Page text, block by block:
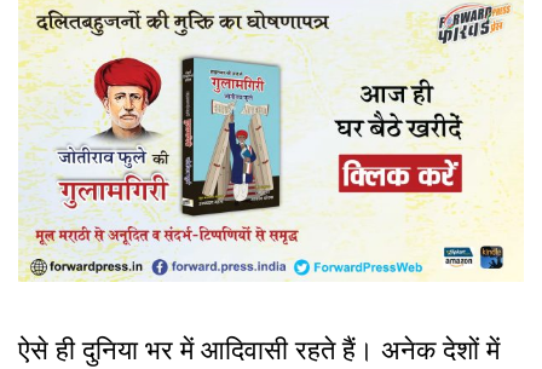
ऐसे ही दुनिया भर में आदिवासी रहते हैं। अनेक देशों में